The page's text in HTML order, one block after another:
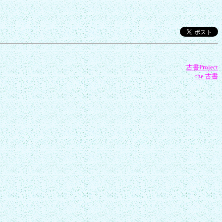
古書Project
the 古書